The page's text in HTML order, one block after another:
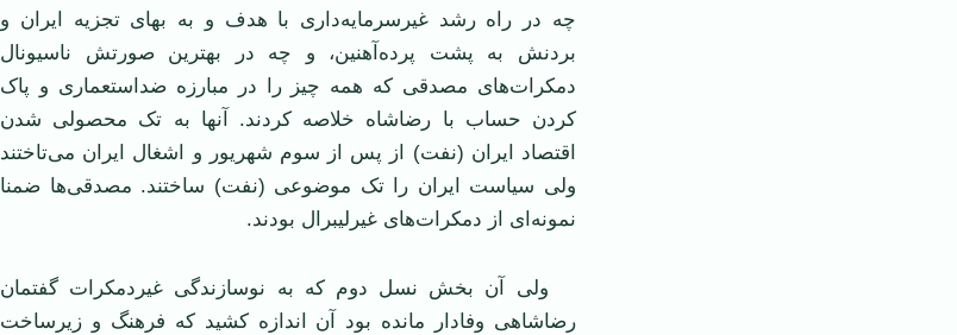
چه در راه ‌رشد غیرسرمایه‌داری با هدف و به بهای تجزیه ایران و
بردنش به پشت پرده‌آهنین، و چه در بهترین صورتش ناسیونال
دمکرات‌های مصدقی که همه چیز را در مبارزه ضداستعماری و پاک
کردن حساب با رضاشاه خلاصه کردند. آنها به تک محصولی شدن
اقتصاد ایران (نفت) از پس از سوم شهریور و اشغال ایران می‌تاختند
ولی سیاست ایران را تک موضوعی (نفت) ساختند. مصدقی‌ها ضمنا
نمونه‌ای از دمکرات‌های غیرلیبرال بودند.
ولی آن بخش نسل دوم که به نوسازندگی غیردمکرات گفتمان
رضاشاهی وفادار مانده بود آن اندازه کشید که فرهنگ و زیرساخت